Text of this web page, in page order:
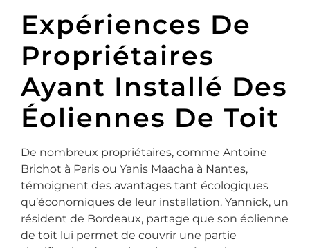
Expériences De
Propriétaires
Ayant Installé Des
Éoliennes De Toit
De nombreux propriétaires, comme Antoine
Brichot à Paris ou Yanis Maacha à Nantes,
témoignent des avantages tant écologiques
qu’économiques de leur installation. Yannick, un
résident de Bordeaux, partage que son éolienne
de toit lui permet de couvrir une partie